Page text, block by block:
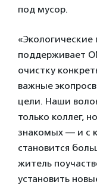
под мусор.
поддерживает
очистку
важные
цели. Наши
только коллег,
знакомых — и с
становится
житель
установить